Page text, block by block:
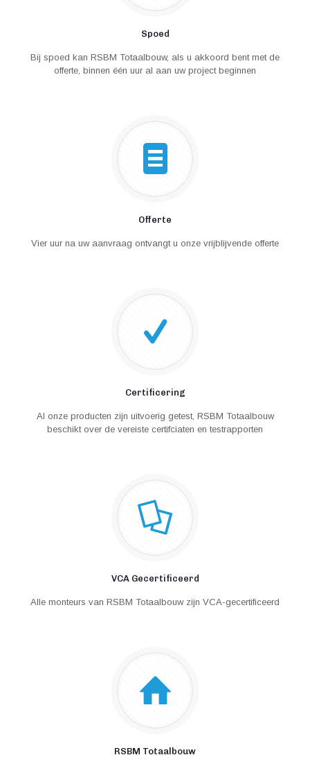
Spoed
Bij spoed kan RSBM Totaalbouw, als u akkoord bent met de
offerte, binnen één uur al aan uw project beginnen
Offerte
Vier uur na uw aanvraag ontvangt u onze vrijblijvende offerte
Certificering
Al onze producten zijn uitvoerig getest, RSBM Totaalbouw
beschikt over de vereiste certifciaten en testrapporten
VCA Gecertificeerd
Alle monteurs van RSBM Totaalbouw zijn VCA-gecertificeerd
RSBM Totaalbouw